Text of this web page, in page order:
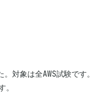
対象は全AWS試験です。